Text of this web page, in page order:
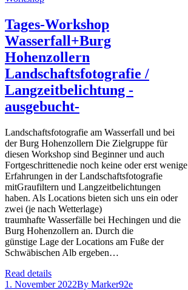
Tages-Workshop
Wasserfall+Burg
Hohenzollern
Landschaftsfotografie /
Langzeitbelichtung -
ausgebucht-
Landschaftsfotografie am Wasserfall und bei
der Burg Hohenzollern Die Zielgruppe für
diesen Workshop sind Beginner und auch
Fortgeschrittenedie noch keine oder erst wenige
Erfahrungen in der Landschaftsfotografie
mitGraufiltern und Langzeitbelichtungen
haben. Als Locations bieten sich uns ein oder
zwei (je nach Wetterlage)
traumhafte Wasserfälle bei Hechingen und die
Burg Hohenzollern an. Durch die
günstige Lage der Locations am Fuße der
Schwäbischen Alb ergeben…
Read details
1. November 2022By Marker92e